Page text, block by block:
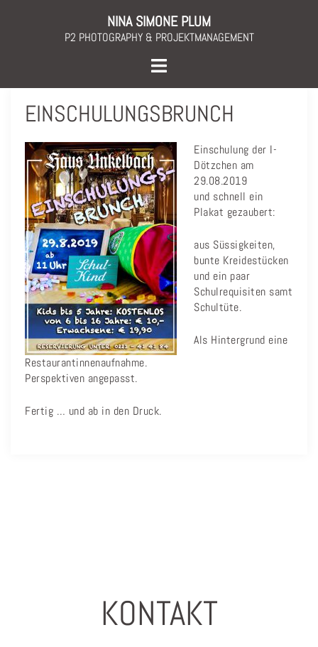
NINA SIMONE PLUM
P2 PHOTOGRAPHY & PROJEKTMANAGEMENT
Toggle
menu
EINSCHULUNGSBRUNCH
Einschulung der I-
Dötzchen am
29.08.2019
und schnell ein
Plakat gezaubert:
aus Süssigkeiten,
bunte Kreidestücken
und ein paar
Schulrequisiten samt
Schultüte.
Als Hintergrund eine
Restaurantinnenaufnahme.
Perspektiven angepasst.
Fertig … und ab in den Druck.
KONTAKT